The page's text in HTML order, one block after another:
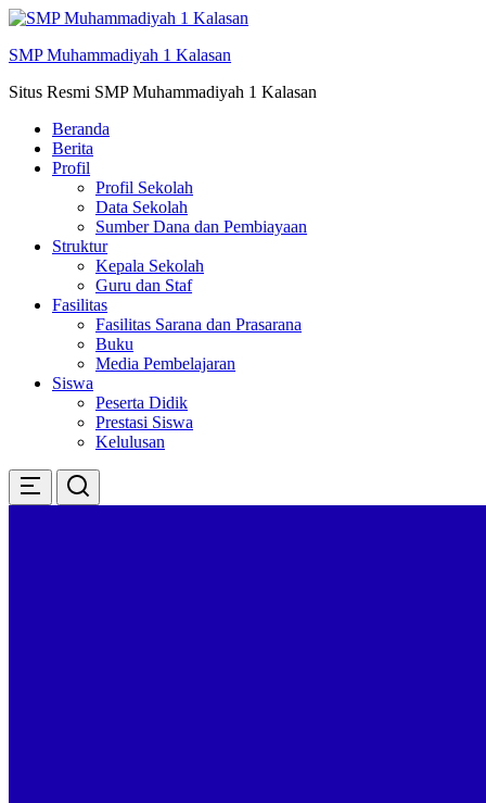
Skip
konten
SMP Muhammadiyah 1 Kalasan
Situs Resmi SMP Muhammadiyah 1 Kalasan
Beranda
Berita
Profil
Profil Sekolah
Data Sekolah
Sumber Dana dan Pembiayaan
Struktur
Kepala Sekolah
Guru dan Staf
Fasilitas
Fasilitas Sarana dan Prasarana
Buku
Media Pembelajaran
Siswa
Peserta Didik
Prestasi Siswa
Kelulusan